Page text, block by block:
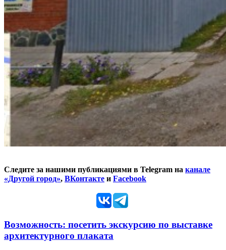
Следите за нашими публикациями в Telegram на канале
«Другой город», ВКонтакте и Facebook
Возможность: посетить экскурсию по выставке
архитектурного плаката